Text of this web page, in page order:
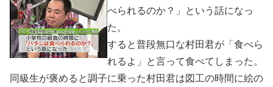
べられるのか？」という話になっ
た。
すると普段無口な村田君が「食べら
れるよ」と言って食べてしまった。
同級生が褒めると調子に乗った村田君は図工の時間に絵の